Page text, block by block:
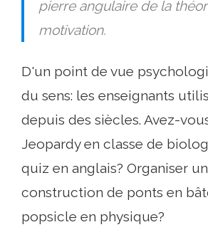
pierre angulaire de la
motivation.
D'un point de vue
du sens: les enseignants
depuis des siècles. Avez-
Jeopardy en classe de
quiz en anglais? Organiser
construction de ponts en
popsicle en physique?